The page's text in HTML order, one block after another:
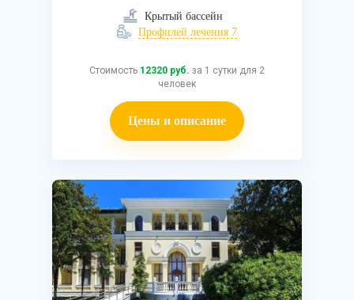
Крытый бассейн
Профилей лечения 7
Стоимость 12320 руб. за 1 сутки для 2
человек
Цены и описание